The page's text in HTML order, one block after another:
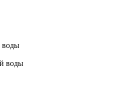
воды
воды